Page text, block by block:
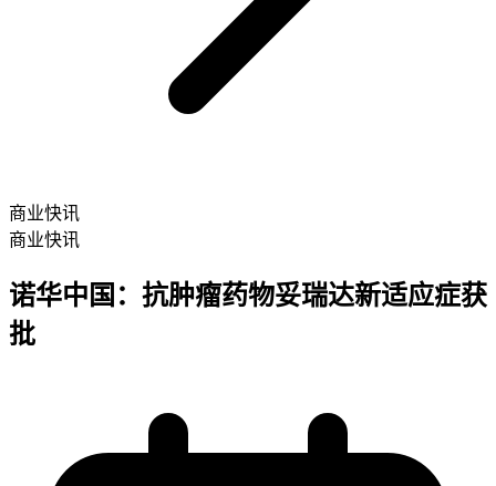
商业快讯
商业快讯
诺华中国：抗肿瘤药物妥瑞达新适应症获
批